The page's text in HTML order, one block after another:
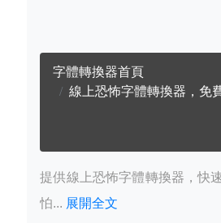
字體轉換器首頁
線上恐怖字體轉換器，免
提供線上恐怖字體轉換器，快
怕... 展開全文